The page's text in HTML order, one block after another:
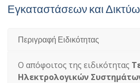
Εγκαταστάσεων και
Περιγραφή Ειδικότητας
Ο απόφοιτος της ειδικότητας
Ηλεκτρολογικών